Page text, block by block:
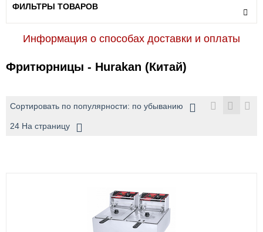
ФИЛЬТРЫ ТОВАРОВ
Информация о способах доставки и оплаты
Фритюрницы - Hurakan (Китай)
Сортировать по популярности: по убыванию
24 На страницу